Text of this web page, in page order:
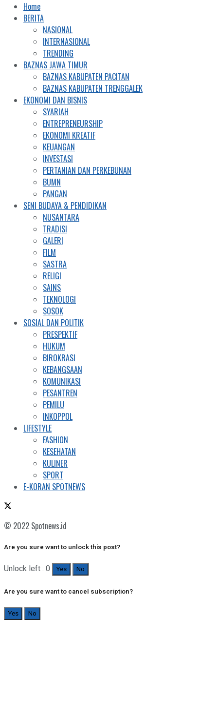
Home
BERITA
NASIONAL
INTERNASIONAL
TRENDING
BAZNAS JAWA TIMUR
BAZNAS KABUPATEN PACITAN
BAZNAS KABUPATEN TRENGGALEK
EKONOMI DAN BISNIS
SYARIAH
ENTREPRENEURSHIP
EKONOMI KREATIF
KEUANGAN
INVESTASI
PERTANIAN DAN PERKEBUNAN
BUMN
PANGAN
SENI BUDAYA & PENDIDIKAN
NUSANTARA
TRADISI
GALERI
FILM
SASTRA
RELIGI
SAINS
TEKNOLOGI
SOSOK
SOSIAL DAN POLITIK
PRESPEKTIF
HUKUM
BIROKRASI
KEBANGSAAN
KOMUNIKASI
PESANTREN
PEMILU
INKOPPOL
LIFESTYLE
FASHION
KESEHATAN
KULINER
SPORT
E-KORAN SPOTNEWS
© 2022 Spotnews.id
Are you sure want to unlock this post?
Unlock left : 0 Yes No
Are you sure want to cancel subscription?
Yes No